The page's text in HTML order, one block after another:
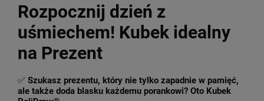
Rozpocznij dzień z
uśmiechem! Kubek idealny
na Prezent
✅ Szukasz prezentu, który nie tylko zapadnie w pamięć,
ale także doda blasku każdemu porankowi? Oto Kubek